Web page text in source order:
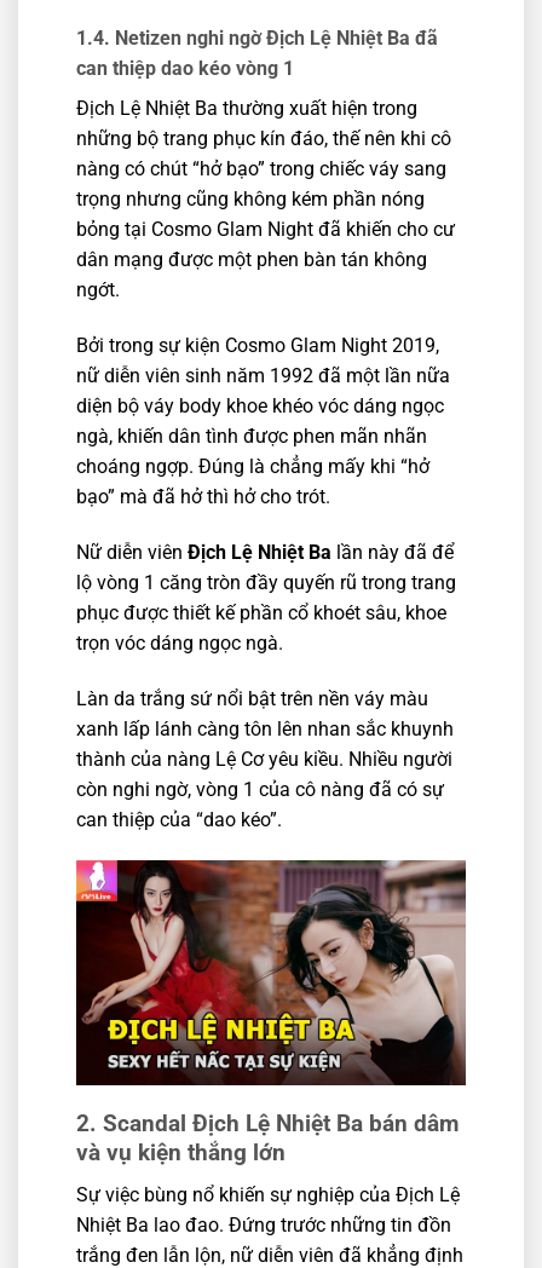
1.4. Netizen nghi ngờ Địch Lệ Nhiệt Ba đã
can thiệp dao kéo vòng 1
Địch Lệ Nhiệt Ba thường xuất hiện trong
những bộ trang phục kín đáo, thế nên khi cô
nàng có chút “hở bạo” trong chiếc váy sang
trọng nhưng cũng không kém phần nóng
bỏng tại Cosmo Glam Night đã khiến cho cư
dân mạng được một phen bàn tán không
ngớt.
Bởi trong sự kiện Cosmo Glam Night 2019,
nữ diễn viên sinh năm 1992 đã một lần nữa
diện bộ váy body khoe khéo vóc dáng ngọc
ngà, khiến dân tình được phen mãn nhãn
choáng ngợp. Đúng là chẳng mấy khi “hở
bạo” mà đã hở thì hở cho trót.
Nữ diễn viên Địch Lệ Nhiệt Ba lần này đã để
lộ vòng 1 căng tròn đầy quyến rũ trong trang
phục được thiết kế phần cổ khoét sâu, khoe
trọn vóc dáng ngọc ngà.
Làn da trắng sứ nổi bật trên nền váy màu
xanh lấp lánh càng tôn lên nhan sắc khuynh
thành của nàng Lệ Cơ yêu kiều. Nhiều người
còn nghi ngờ, vòng 1 của cô nàng đã có sự
can thiệp của “dao kéo”.
2. Scandal Địch Lệ Nhiệt Ba bán dâm
và vụ kiện thắng lớn
Sự việc bùng nổ khiến sự nghiệp của Địch Lệ
Nhiệt Ba lao đao. Đứng trước những tin đồn
trắng đen lẫn lộn, nữ diễn viên đã khẳng định